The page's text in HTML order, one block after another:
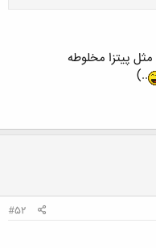
پیتزا مخلوطه
..)
#52